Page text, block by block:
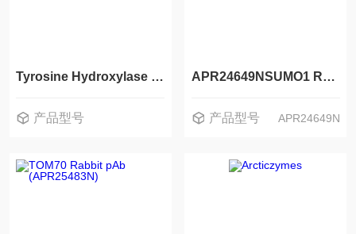
Tyrosine Hydroxylase Rabbit pAb
产品型号
APR24649NSUMO1 Rabbit pAb
产品型号 APR24649N